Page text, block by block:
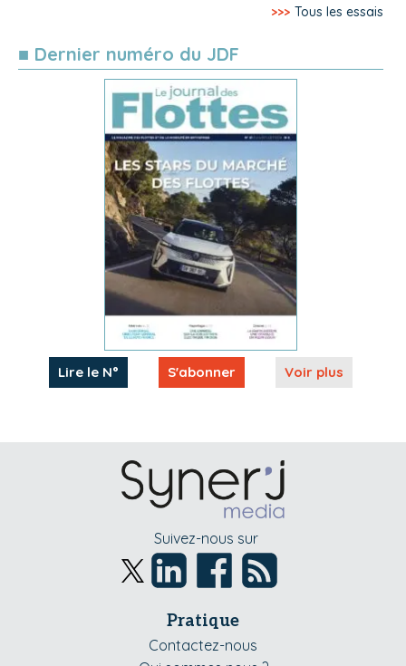
>>> Tous les essais
■ Dernier numéro du JDF
Lire le N° S'abonner Voir plus
Suivez-nous sur
Pratique
Contactez-nous